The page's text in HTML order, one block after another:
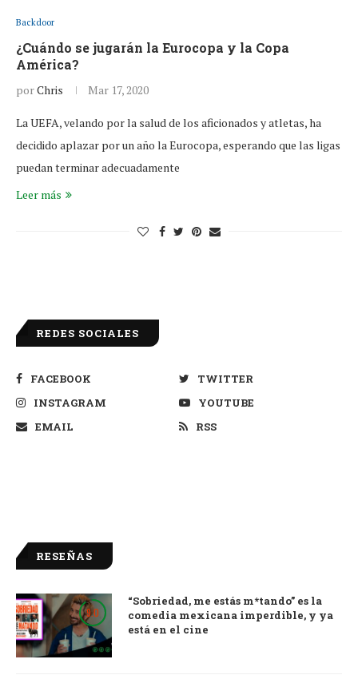
Backdoor
¿Cuándo se jugarán la Eurocopa y la Copa
América?
porChris Mar 17, 2020
La UEFA, velando por la salud de los aficionados y atletas, ha
decidido aplazar por un año la Eurocopa, esperando que las ligas
puedan terminar adecuadamente
Leer más
REDES SOCIALES
FACEBOOK
TWITTER
INSTAGRAM
YOUTUBE
EMAIL
RSS
RESEÑAS
9.0
“Sobriedad, me estás m*tando” es la
comedia mexicana imperdible, y ya
está en el cine